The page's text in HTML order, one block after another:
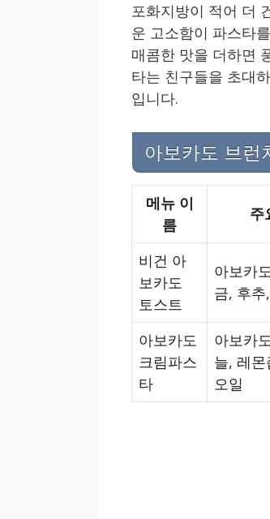
포화지방이 적어 더
운 고소함이 파스타
매콤한 맛을 더하면
타는 친구들을 초대
입니다.
아보카도 브런
메뉴 이
름
주
비건 아
보카도
토스트
아보카
금, 후
아보카도
크림파스
타
아보카
늘, 레
오일